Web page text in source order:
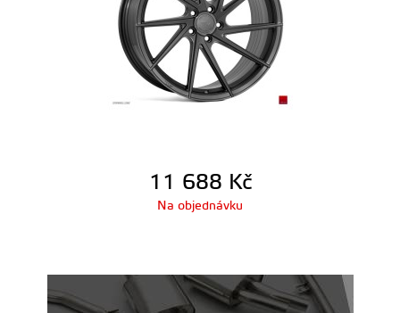
11 688 Kč
Na objednávku